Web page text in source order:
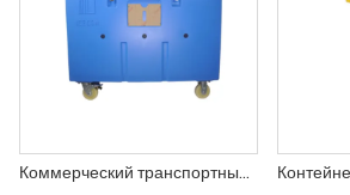
Коммерческий транспортный контейнер для сухого льда, изготовленный ротационным формованием